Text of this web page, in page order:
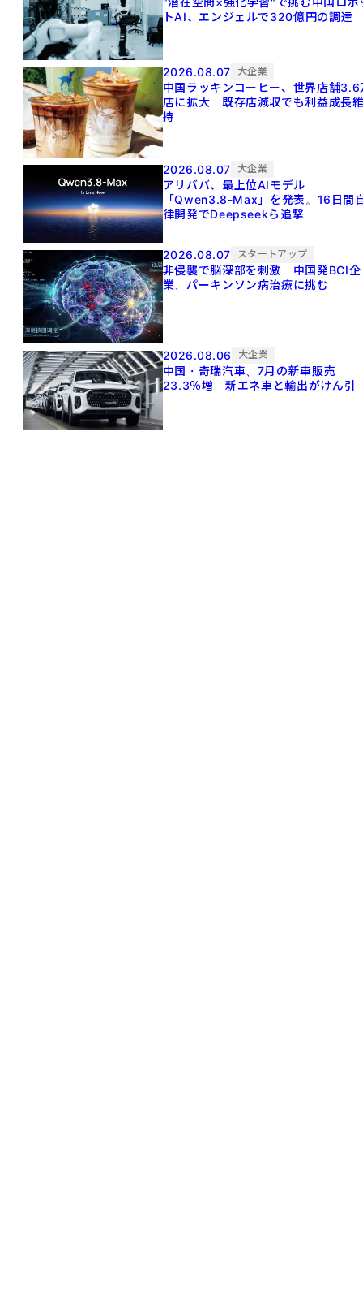
トAI、エンジェルで320億円の調達
2026.08.07 大企業
中国ラッキンコーヒー、世界店舗3.6
店に拡大 既存店減収でも利益成長
持
2026.08.07 大企業
アリババ、最上位AIモデル
「Qwen3.8-Max」を発表。16日間
律開発でDeepseekら追撃
2026.08.07 スタートアップ
非侵襲で脳深部を刺激 中国発BCI企
業、パーキンソン病治療に挑む
2026.08.06 大企業
中国・奇瑞汽車、7月の新車販売
23.3％増 新エネ車と輸出がけん引